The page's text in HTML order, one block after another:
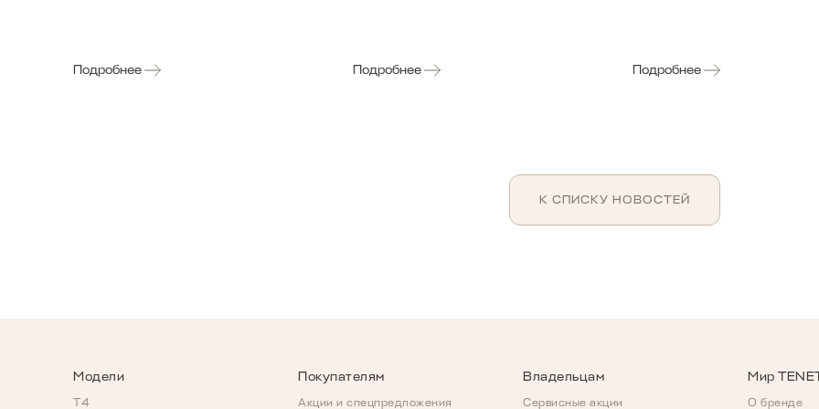
Подробнее Подробнее Подробнее
К СПИСКУ НОВОСТЕЙ
Модели
T4
Покупателям
Акции и спецпредложения
Владельцам
Сервисные акции
Мир
О бренде